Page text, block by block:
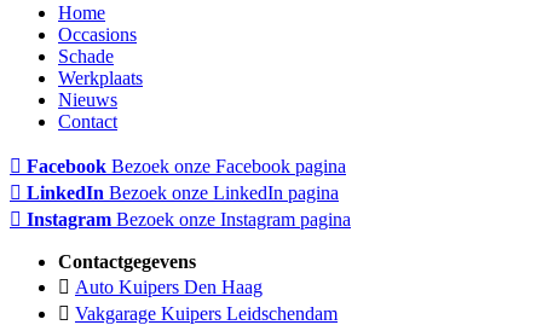
Home
Occasions
Schade
Werkplaats
Nieuws
Contact
Facebook Bezoek onze Facebook pagina
LinkedIn Bezoek onze LinkedIn pagina
Instagram Bezoek onze Instagram pagina
Contactgegevens
Auto Kuipers Den Haag
Vakgarage Kuipers Leidschendam